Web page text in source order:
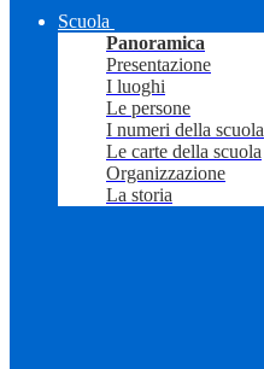
Scuola
Panoramica
Presentazione
I luoghi
Le persone
I numeri della scuola
Le carte della scuola
Organizzazione
La storia